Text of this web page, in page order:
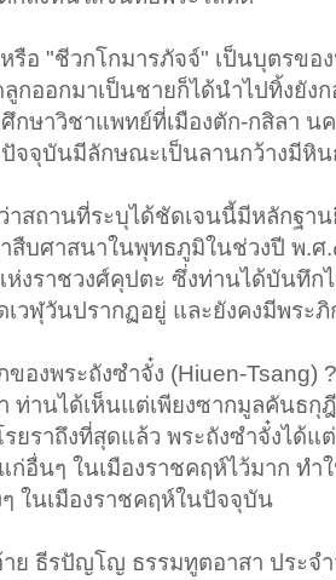
รือ "ชีวกโกมารภัจจ์" เป็นบุตรขอ
กออกมาเป็นชายก็ได้นำไปทิ้งยัง
กษาวิชาแพทย์ที่เมืองตัก-กสิลา
ปัจจุบันมีลักษณะเป็นลานกว้างมีหิ
าสถานที่ระบุได้ชัดเจนนี้มีหลักฐ
สืบศาสนาในพุทธภูมิในช่วงปี พ.
งราชวงศ์คุปตะ ซึ่งท่านได้บันทึก
วฬุวันปรากฏอยู่ และยังคงมีพระ
องพระถังซำจั๋ง (Hiuen-Tsang)
ท่านได้เห็นแต่เพียงซากมูลคันธ
ยราถึงที่สุดแล้ว พระถังซำจั๋งได้
ก่อื่นๆ ในเมืองราชคฤห์ไว้มาก ท
ในเมืองราชคฤห์ในปัจจุบัน
ย ธีรปัญโญ ธรรมทูตอาสา ประจ